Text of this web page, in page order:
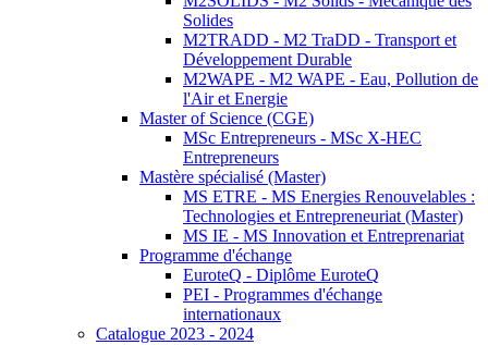
Solides
M2TRADD - M2 TraDD - Transport et
Développement Durable
M2WAPE - M2 WAPE - Eau, Pollution de
l'Air et Energie
Master of Science (CGE)
MSc Entrepreneurs - MSc X-HEC
Entrepreneurs
Mastère spécialisé (Master)
MS ETRE - MS Energies Renouvelables :
Technologies et Entrepreneuriat (Master)
MS IE - MS Innovation et Entreprenariat
Programme d'échange
EuroteQ - Diplôme EuroteQ
PEI - Programmes d'échange
internationaux
Catalogue 2023 - 2024